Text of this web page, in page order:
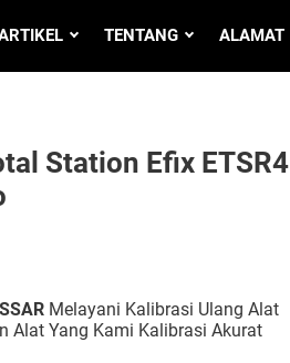
TENTANG ALAMAT
Station Efix ETSR4
Melayani Kalibrasi Ulang Alat
Alat Yang Kami Kalibrasi Akurat